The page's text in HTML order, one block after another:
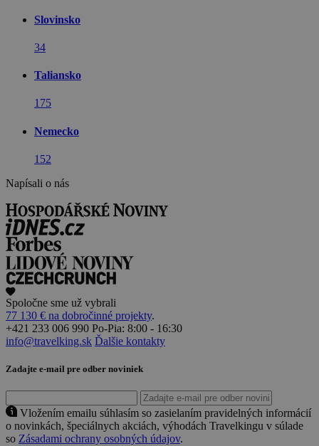
Slovinsko
34
Taliansko
175
Nemecko
152
Napísali o nás
Spoločne sme už vybrali
77 130 € na dobročinné projekty.
+421 233 006 990 Po-Pia: 8:00 - 16:30
info@travelking.sk Ďalšie kontakty
Zadajte e-mail pre odber noviniek
Vložením emailu súhlasím so zasielaním pravidelných informácií
o novinkách, špeciálnych akciách, výhodách Travelkingu v súlade
so Zásadami ochrany osobných údajov.